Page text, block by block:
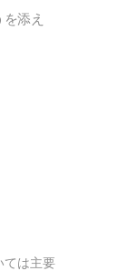
添え
ては主要